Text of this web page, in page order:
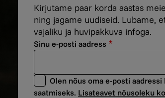
Kirjutame paar korda aastas
ning jagame uudiseid. Lubame,
vajaliku ja huvipakkuva infoga.
Sinu e-posti aadress
Olen nõus oma e-posti
saatmiseks. Lisateavet nõusoleku